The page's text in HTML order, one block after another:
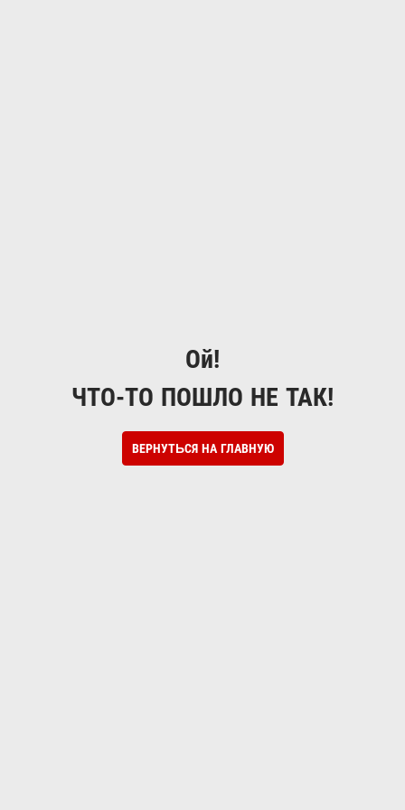
Ой!
ЧТО-ТО ПОШЛО НЕ ТАК!
ВЕРНУТЬСЯ НА ГЛАВНУЮ